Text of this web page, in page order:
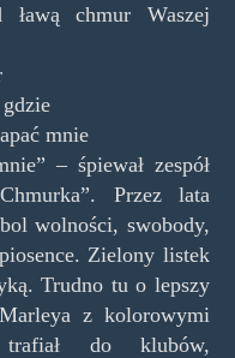
chmur Waszej
mnie
– śpiewał zespół
Przez lata
wolności, swobody,
Zielony listek
Trudno tu o lepszy
z kolorowymi
do klubów,